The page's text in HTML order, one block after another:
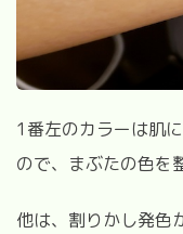
1番左のカラーは肌
ので、まぶたの色を
他は、割りかし発色